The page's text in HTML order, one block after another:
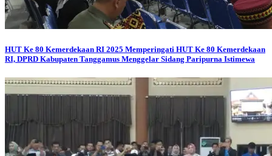
HUT Ke 80 Kemerdekaan RI 2025 Memperingati HUT Ke 80 Kemerdekaan
RI, DPRD Kabupaten Tanggamus Menggelar Sidang Paripurna Istimewa